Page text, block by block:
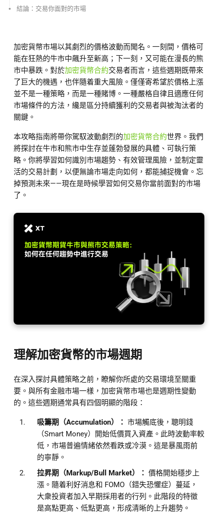
結論：交易你面對的市場
加密貨幣市場以其劇烈的價格波動而聞名。一刻間，價格可
能在狂熱的牛市中飆升至新高；下一刻，又可能在漫長的熊
市中暴跌。對於加密貨幣合約交易者而言，這些週期既帶來
了巨大的機遇，也伴隨着重大風險。僅僅寄希望於價格上漲
並不是一種策略，而是一種賭博。一種嚴格自律且適應任何
市場條件的方法，纔是區分持續獲利的交易者與被淘汰者的
關鍵。
本攻略指南將帶你駕馭波動劇烈的加密貨幣合約世界。我們
將探討在牛市和熊市中生存並蓬勃發展的具體、可執行策
略。你將學習如何識別市場趨勢、有效管理風險，並制定靈
活的交易計劃，以便無論市場走向如何，都能捕捉機會。忘
掉預測未來——現在是時候學習如何交易你當前面對的市場
了。
理解加密貨幣的市場週期
在深入探討具體策略之前，瞭解你所處的交易環境至關重
要。與所有金融市場一樣，加密貨幣市場也是週期性變動
的。這些週期通常具有四個明顯的階段：
吸籌期（Accumulation）： 市場觸底後，聰明錢
（Smart Money）開始低價買入資產。此時波動率較
低，市場普遍情緒依然看跌或冷漠。這是暴風雨前
的寧靜。
拉昇期（Markup/Bull Market）： 價格開始穩步上
漲。隨着利好消息和 FOMO（錯失恐懼症）蔓延，
大衆投資者加入早期採用者的行列。此階段的特徵
是高點更高、低點更高，形成清晰的上升趨勢。